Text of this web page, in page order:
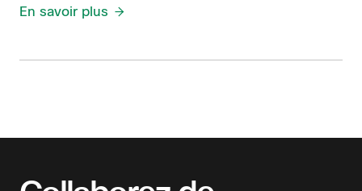
En savoir plus